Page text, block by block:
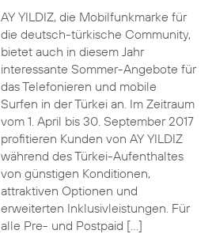
AY YILDIZ, die Mobilfunkmarke für
die deutsch-türkische Community,
bietet auch in diesem Jahr
interessante Sommer-Angebote für
das Telefonieren und mobile
Surfen in der Türkei an. Im Zeitraum
vom 1. April bis 30. September 2017
profitieren Kunden von AY YILDIZ
während des Türkei-Aufenthaltes
von günstigen Konditionen,
attraktiven Optionen und
erweiterten Inklusivleistungen. Für
alle Pre- und Postpaid […]